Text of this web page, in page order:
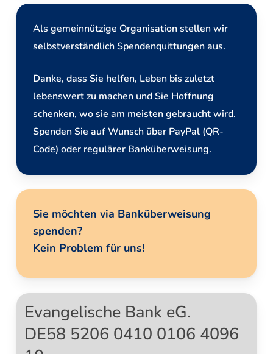
Als gemeinnützige Organisation stellen wir
selbstverständlich Spendenquittungen aus.
Danke, dass Sie helfen, Leben bis zuletzt
lebenswert zu machen und Sie Hoffnung
schenken, wo sie am meisten gebraucht wird.
Spenden Sie auf Wunsch über PayPal (QR-
Code) oder regulärer Banküberweisung.
Sie möchten via Banküberweisung
spenden?
Kein Problem für uns!
Evangelische Bank eG.
DE58 5206 0410 0106 4096